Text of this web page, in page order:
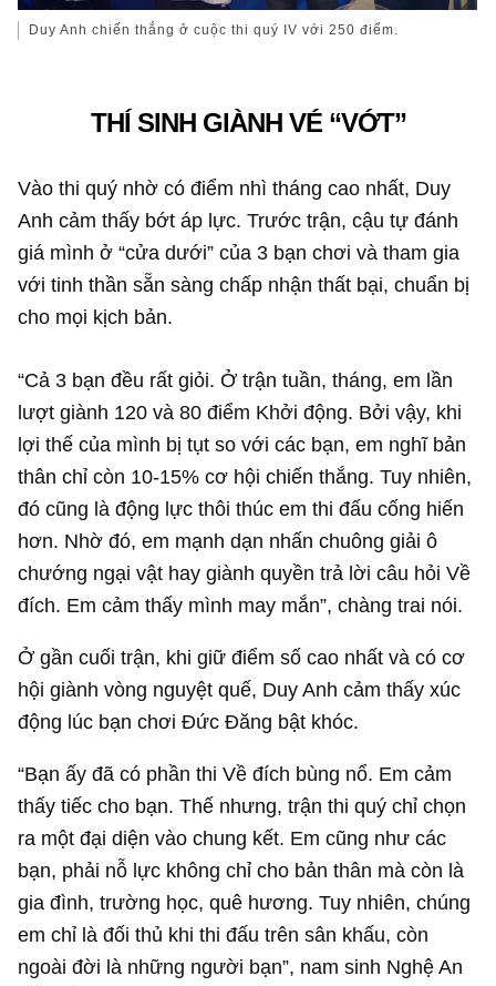
Duy Anh chiến thắng ở cuộc thi quý IV với 250 điểm.
THÍ SINH GIÀNH VÉ “VỚT”
Vào thi quý nhờ có điểm nhì tháng cao nhất, Duy
Anh cảm thấy bớt áp lực. Trước trận, cậu tự đánh
giá mình ở “cửa dưới” của 3 bạn chơi và tham gia
với tinh thần sẵn sàng chấp nhận thất bại, chuẩn bị
cho mọi kịch bản.
“Cả 3 bạn đều rất giỏi. Ở trận tuần, tháng, em lần
lượt giành 120 và 80 điểm Khởi động. Bởi vậy, khi
lợi thế của mình bị tụt so với các bạn, em nghĩ bản
thân chỉ còn 10-15% cơ hội chiến thắng. Tuy nhiên,
đó cũng là động lực thôi thúc em thi đấu cống hiến
hơn. Nhờ đó, em mạnh dạn nhấn chuông giải ô
chướng ngại vật hay giành quyền trả lời câu hỏi Về
đích. Em cảm thấy mình may mắn”, chàng trai nói.
Ở gần cuối trận, khi giữ điểm số cao nhất và có cơ
hội giành vòng nguyệt quế, Duy Anh cảm thấy xúc
động lúc bạn chơi Đức Đăng bật khóc.
“Bạn ấy đã có phần thi Về đích bùng nổ. Em cảm
thấy tiếc cho bạn. Thế nhưng, trận thi quý chỉ chọn
ra một đại diện vào chung kết. Em cũng như các
bạn, phải nỗ lực không chỉ cho bản thân mà còn là
gia đình, trường học, quê hương. Tuy nhiên, chúng
em chỉ là đối thủ khi thi đấu trên sân khấu, còn
ngoài đời là những người bạn”, nam sinh Nghệ An